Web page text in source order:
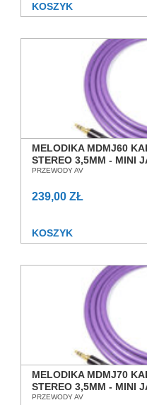
KOSZYK
MELODIKA MDMJ60
STEREO 3,5MM - MINI
SALON POZNAŃ
PRZEWODY AV
239,00 ZŁ
KOSZYK
MELODIKA MDMJ70
STEREO 3,5MM - MINI
SALON POZNAŃ
PRZEWODY AV